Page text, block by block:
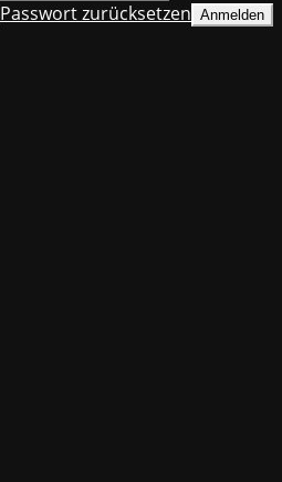
Passwort zurücksetzen